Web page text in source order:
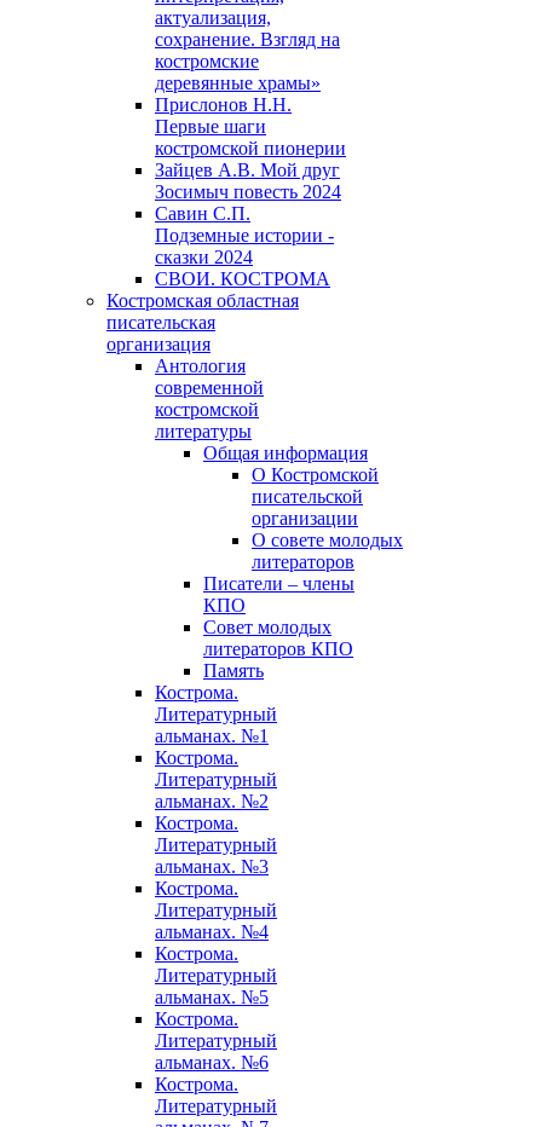
актуализация,
сохранение. Взгляд на
костромские
деревянные храмы»
Прислонов Н.Н.
Первые шаги
костромской пионерии
Зайцев А.В. Мой друг
Зосимыч повесть 2024
Савин С.П.
Подземные истории -
сказки 2024
СВОИ. КОСТРОМА
Костромская областная
писательская
организация
Антология
современной
костромской
литературы
Общая информация
О Костромской
писательской
организации
О совете молодых
литераторов
Писатели – члены
КПО
Совет молодых
литераторов КПО
Память
Кострома.
Литературный
альманах. №1
Кострома.
Литературный
альманах. №2
Кострома.
Литературный
альманах. №3
Кострома.
Литературный
альманах. №4
Кострома.
Литературный
альманах. №5
Кострома.
Литературный
альманах. №6
Кострома.
Литературный